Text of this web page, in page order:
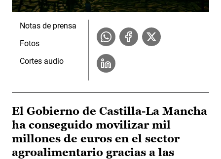
Notas de prensa
Fotos
Cortes audio
El Gobierno de Castilla-La Mancha
ha conseguido movilizar mil
millones de euros en el sector
agroalimentario gracias a las